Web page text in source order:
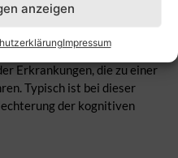
anzeigen
Impressum
sind erweitert. Die
auftritt. Es ist die
Erkrankungen, die zu einer
Typisch ist bei dieser
der kognitiven